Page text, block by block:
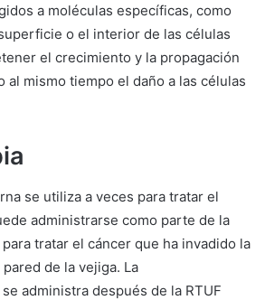
a moléculas específicas, como
o el interior de las células
el crecimiento y la propagación
al mismo tiempo el daño a las células
se utiliza a veces para tratar el
administrarse como parte de la
tratar el cáncer que ha invadido la
de la vejiga. La
administra después de la RTUF